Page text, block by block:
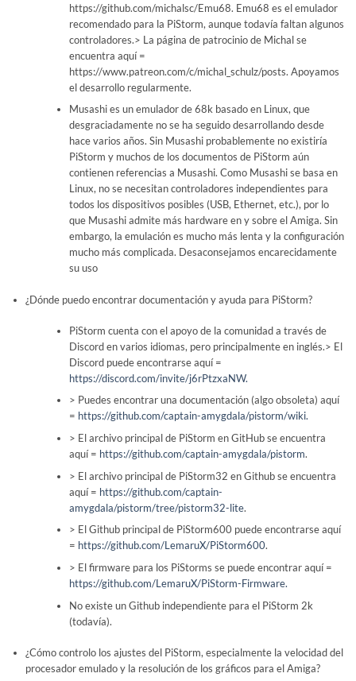
https://github.com/michalsc/Emu68. Emu68 es el emulador
recomendado para la PiStorm, aunque todavía faltan algunos
controladores.> La página de patrocinio de Michal se
encuentra aquí =
https://www.patreon.com/c/michal_schulz/posts. Apoyamos
el desarrollo regularmente.
Musashi es un emulador de 68k basado en Linux, que
desgraciadamente no se ha seguido desarrollando desde
hace varios años. Sin Musashi probablemente no existiría
PiStorm y muchos de los documentos de PiStorm aún
contienen referencias a Musashi. Como Musashi se basa en
Linux, no se necesitan controladores independientes para
todos los dispositivos posibles (USB, Ethernet, etc.), por lo
que Musashi admite más hardware en y sobre el Amiga. Sin
embargo, la emulación es mucho más lenta y la configuración
mucho más complicada. Desaconsejamos encarecidamente
su uso
¿Dónde puedo encontrar documentación y ayuda para PiStorm?
PiStorm cuenta con el apoyo de la comunidad a través de
Discord en varios idiomas, pero principalmente en inglés.> El
Discord puede encontrarse aquí =
https://discord.com/invite/j6rPtzxaNW.
> Puedes encontrar una documentación (algo obsoleta) aquí
= https://github.com/captain-amygdala/pistorm/wiki.
> El archivo principal de PiStorm en GitHub se encuentra
aquí = https://github.com/captain-amygdala/pistorm.
> El archivo principal de PiStorm32 en Github se encuentra
aquí = https://github.com/captain-
amygdala/pistorm/tree/pistorm32-lite.
> El Github principal de PiStorm600 puede encontrarse aquí
= https://github.com/LemaruX/PiStorm600.
> El firmware para los PiStorms se puede encontrar aquí =
https://github.com/LemaruX/PiStorm-Firmware.
No existe un Github independiente para el PiStorm 2k
(todavía).
¿Cómo controlo los ajustes del PiStorm, especialmente la velocidad del
procesador emulado y la resolución de los gráficos para el Amiga?